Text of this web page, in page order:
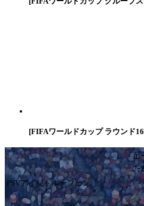
[FIFAワールドカップ ラウンド
エ
2ｰ
PSVアイントホーフェン